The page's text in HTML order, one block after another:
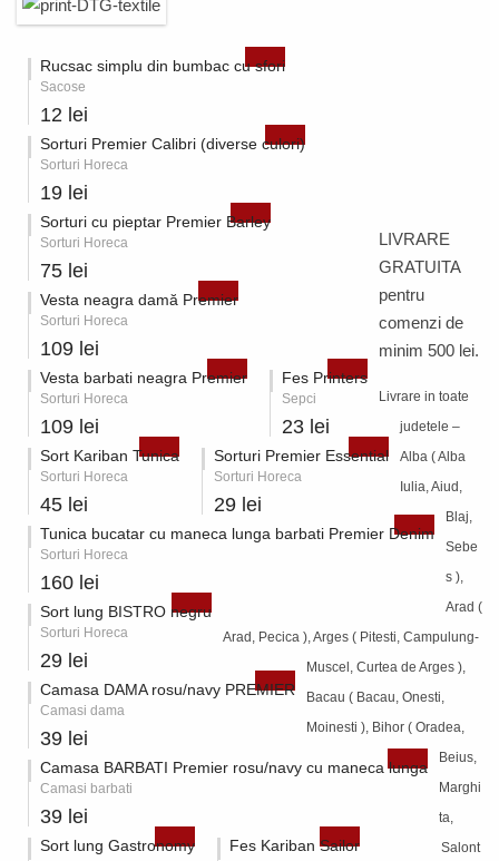
Rucsac simplu din bumbac cu sfori
Sacose
12 lei
Sorturi Premier Calibri (diverse culori)
Sorturi Horeca
19 lei
Sorturi cu pieptar Premier Barley
Sorturi Horeca
75 lei
Vesta neagra damă Premier
Sorturi Horeca
109 lei
Vesta barbati neagra Premier
Sorturi Horeca
109 lei
Fes Printers
Sepci
23 lei
Sort Kariban Tunica
Sorturi Horeca
45 lei
Sorturi Premier Essential
Sorturi Horeca
29 lei
Tunica bucatar cu maneca lunga barbati Premier Denim
Sorturi Horeca
160 lei
Sort lung BISTRO negru
Sorturi Horeca
29 lei
Camasa DAMA rosu/navy PREMIER
Camasi dama
39 lei
Camasa BARBATI Premier rosu/navy cu maneca lunga
Camasi barbati
39 lei
Sort lung Gastronomy Fes Kariban Sailor
LIVRARE
GRATUITA
pentru
comenzi de
minim 500 lei.
Livrare in toate
judetele –
Alba ( Alba
Iulia, Aiud,
Blaj,
Sebe
s ),
Arad (
Arad, Pecica ), Arges ( Pitesti, Campulung-
Muscel, Curtea de Arges ),
Bacau ( Bacau, Onesti,
Moinesti ), Bihor ( Oradea,
Beius,
Marghi
ta,
Salont